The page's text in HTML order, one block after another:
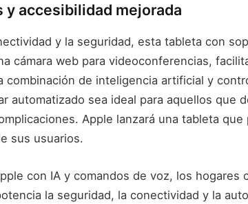
y accesibilidad mejorada
y la seguridad, esta tableta con
cámara web para videoconferencias,
combinación de inteligencia artificial y
automatizado sea ideal para aquellos que
Apple lanzará una tableta que
sus usuarios.
con IA y comandos de voz, los hogares
la seguridad, la conectividad y la